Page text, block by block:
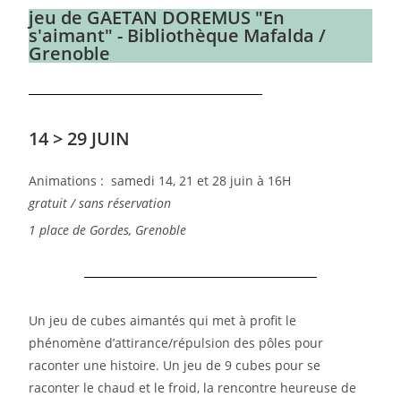
jeu de GAETAN DOREMUS "En
s'aimant" - Bibliothèque Mafalda /
Grenoble
14 > 29 JUIN
Animations : samedi 14, 21 et 28 juin à 16H
gratuit / sans réservation
1 place de Gordes, Grenoble
Un jeu de cubes aimantés qui met à profit le
phénomène d’attirance/répulsion des pôles pour
raconter une histoire. Un jeu de 9 cubes pour se
raconter le chaud et le froid, la rencontre heureuse de